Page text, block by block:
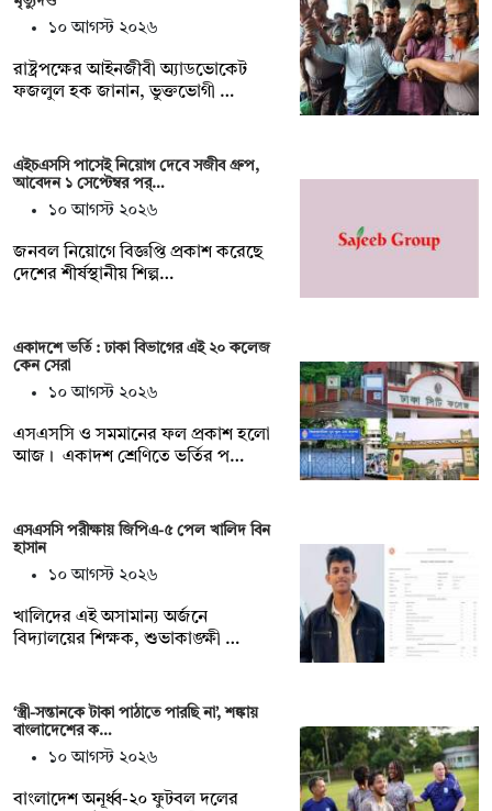
১০ আগস্ট ২০২৬
রাষ্ট্রপক্ষের আইনজীবী অ্যাডভোকেট
ফজলুল হক জানান, ভুক্তভোগী …
এইচএসসি পাসেই নিয়োগ দেবে সজীব গ্রুপ,
আবেদন ১ সেপ্টেম্বর পর্…
১০ আগস্ট ২০২৬
জনবল নিয়োগে বিজ্ঞপ্তি প্রকাশ করেছে
দেশের শীর্ষস্থানীয় শিল্প…
একাদশে ভর্তি : ঢাকা বিভাগের এই ২০ কলেজ
কেন সেরা
১০ আগস্ট ২০২৬
এসএসসি ও সমমানের ফল প্রকাশ হলো
আজ। একাদশ শ্রেণিতে ভর্তির প…
এসএসসি পরীক্ষায় জিপিএ-৫ পেল খালিদ বিন
হাসান
১০ আগস্ট ২০২৬
খালিদের এই অসামান্য অর্জনে
বিদ্যালয়ের শিক্ষক, শুভাকাঙ্ক্ষী …
‘স্ত্রী-সন্তানকে টাকা পাঠাতে পারছি না’, শঙ্কায়
বাংলাদেশের ক…
১০ আগস্ট ২০২৬
বাংলাদেশ অনূর্ধ্ব-২০ ফুটবল দলের